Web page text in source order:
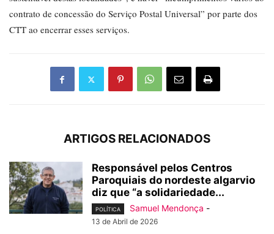
contrato de concessão do Serviço Postal Universal” por parte dos
CTT ao encerrar esses serviços.
ARTIGOS RELACIONADOS
Responsável pelos Centros
Paroquiais do nordeste algarvio
diz que “a solidariedade...
POLÍTICA Samuel Mendonça -
13 de Abril de 2026